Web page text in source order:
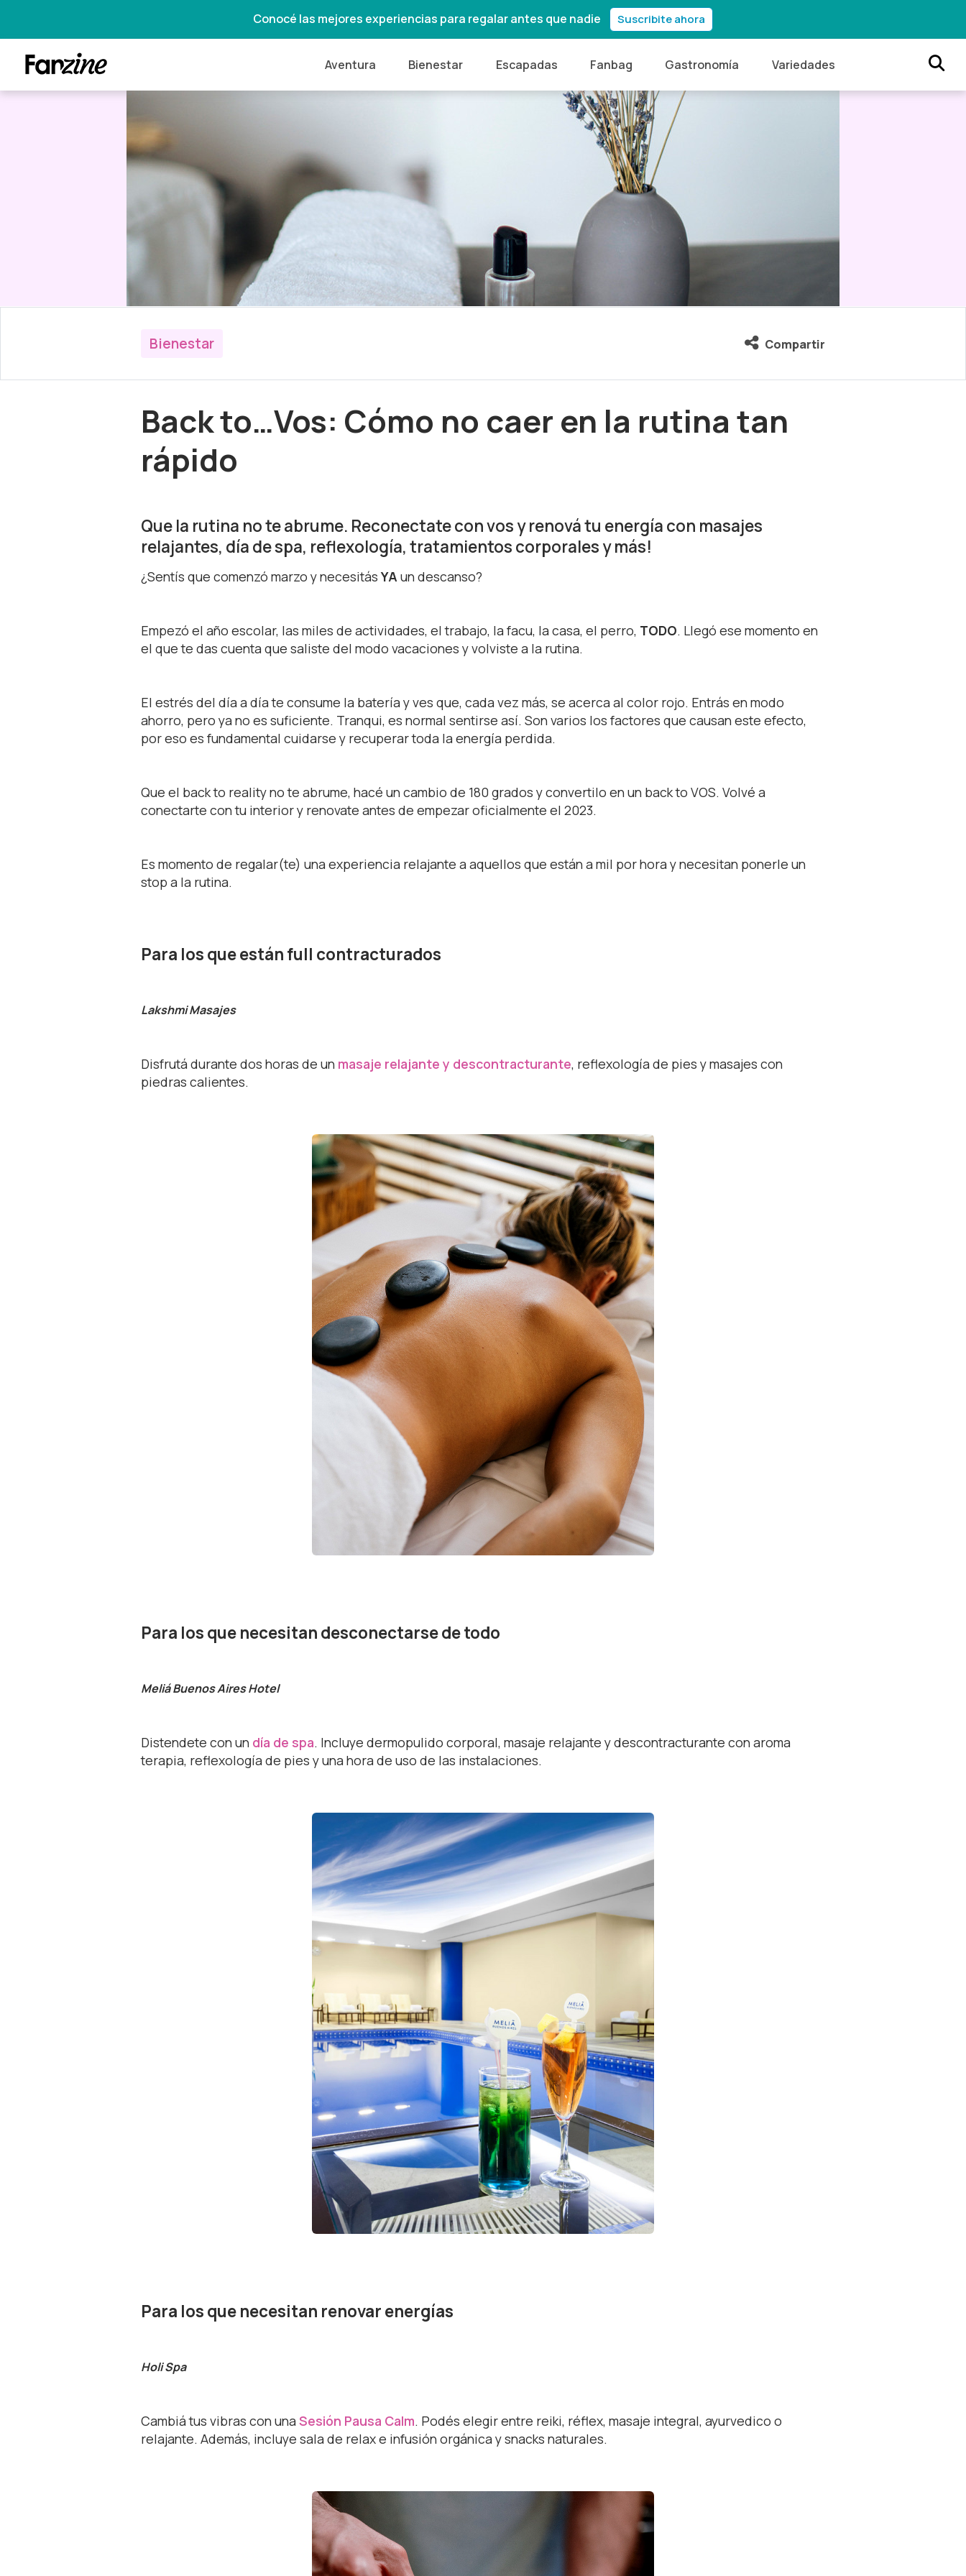
Conocé las mejores experiencias para regalar antes que nadie Suscribite ahora
Aventura Bienestar Escapadas Fanbag Gastronomía Variedades
Bienestar Compartir
Back to…Vos: Cómo no caer en la rutina tan
rápido
Que la rutina no te abrume. Reconectate con vos y renová tu energía con masajes
relajantes, día de spa, reflexología, tratamientos corporales y más!
¿Sentís que comenzó marzo y necesitás YA un descanso?
Empezó el año escolar, las miles de actividades, el trabajo, la facu, la casa, el perro, TODO. Llegó ese momento en
el que te das cuenta que saliste del modo vacaciones y volviste a la rutina.
El estrés del día a día te consume la batería y ves que, cada vez más, se acerca al color rojo. Entrás en modo
ahorro, pero ya no es suficiente. Tranqui, es normal sentirse así. Son varios los factores que causan este efecto,
por eso es fundamental cuidarse y recuperar toda la energía perdida.
Que el back to reality no te abrume, hacé un cambio de 180 grados y convertilo en un back to VOS. Volvé a
conectarte con tu interior y renovate antes de empezar oficialmente el 2023.
Es momento de regalar(te) una experiencia relajante a aquellos que están a mil por hora y necesitan ponerle un
stop a la rutina.
Para losqueestán full contracturados
Lakshmi Masajes
Disfrutá durante dos horas de un masaje relajante y descontracturante, reflexología de pies y masajes con
piedras calientes.
Para los que necesitan desconectarse de todo
Meliá Buenos Aires Hotel
Distendete con un día de spa. Incluye dermopulido corporal, masaje relajante y descontracturante con aroma
terapia, reflexología de pies y una hora de uso de las instalaciones.
Para los que necesitan renovar energías
Holi Spa
Cambiá tus vibras con una Sesión Pausa Calm. Podés elegir entre reiki, réflex, masaje integral, ayurvedico o
relajante. Además, incluye sala de relax e infusión orgánica y snacks naturales.